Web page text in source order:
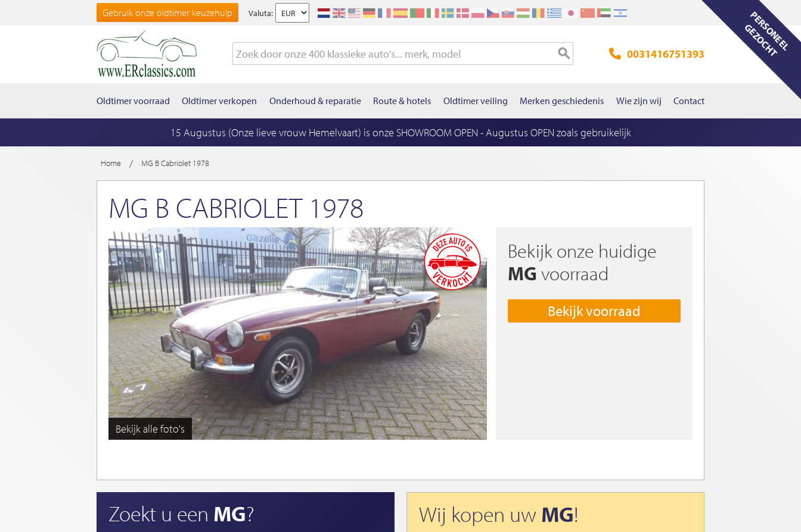
Gebruik onze oldtimer keuzehulp Valuta:
0031416751393
Oldtimer voorraad Oldtimer verkopen Onderhoud & reparatie Route & hotels Oldtimer veiling Merken geschiedenis Wie zijn wij Contact
15 Augustus (Onze lieve vrouw Hemelvaart) is onze SHOWROOM OPEN - Augustus OPEN zoals gebruikelijk
Home / MG B Cabriolet 1978
MG B CABRIOLET 1978
Bekijk alle foto's
Bekijk onze huidige
MG voorraad
Bekijk voorraad
Zoekt u een MG? Wij kopen uwMG!
PERSONEEL
GEZOCHT